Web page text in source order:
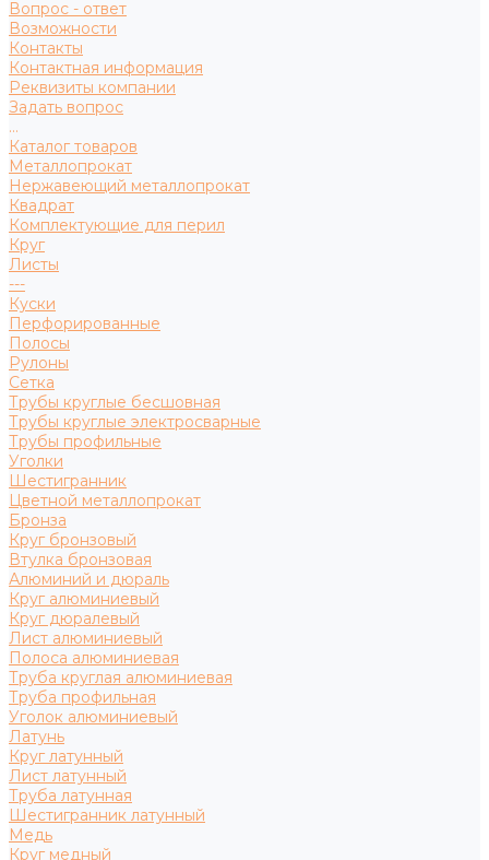
Вопрос - ответ
Возможности
Контакты
Контактная информация
Реквизиты компании
Задать вопрос
...
Каталог товаров
Металлопрокат
Нержавеющий металлопрокат
Квадрат
Комплектующие для перил
Круг
Листы
---
Куски
Перфорированные
Полосы
Рулоны
Сетка
Трубы круглые бесшовная
Трубы круглые электросварные
Трубы профильные
Уголки
Шестигранник
Цветной металлопрокат
Бронза
Круг бронзовый
Втулка бронзовая
Алюминий и дюраль
Круг алюминиевый
Круг дюралевый
Лист алюминиевый
Полоса алюминиевая
Труба круглая алюминиевая
Труба профильная
Уголок алюминиевый
Латунь
Круг латунный
Лист латунный
Труба латунная
Шестигранник латунный
Медь
Круг медный